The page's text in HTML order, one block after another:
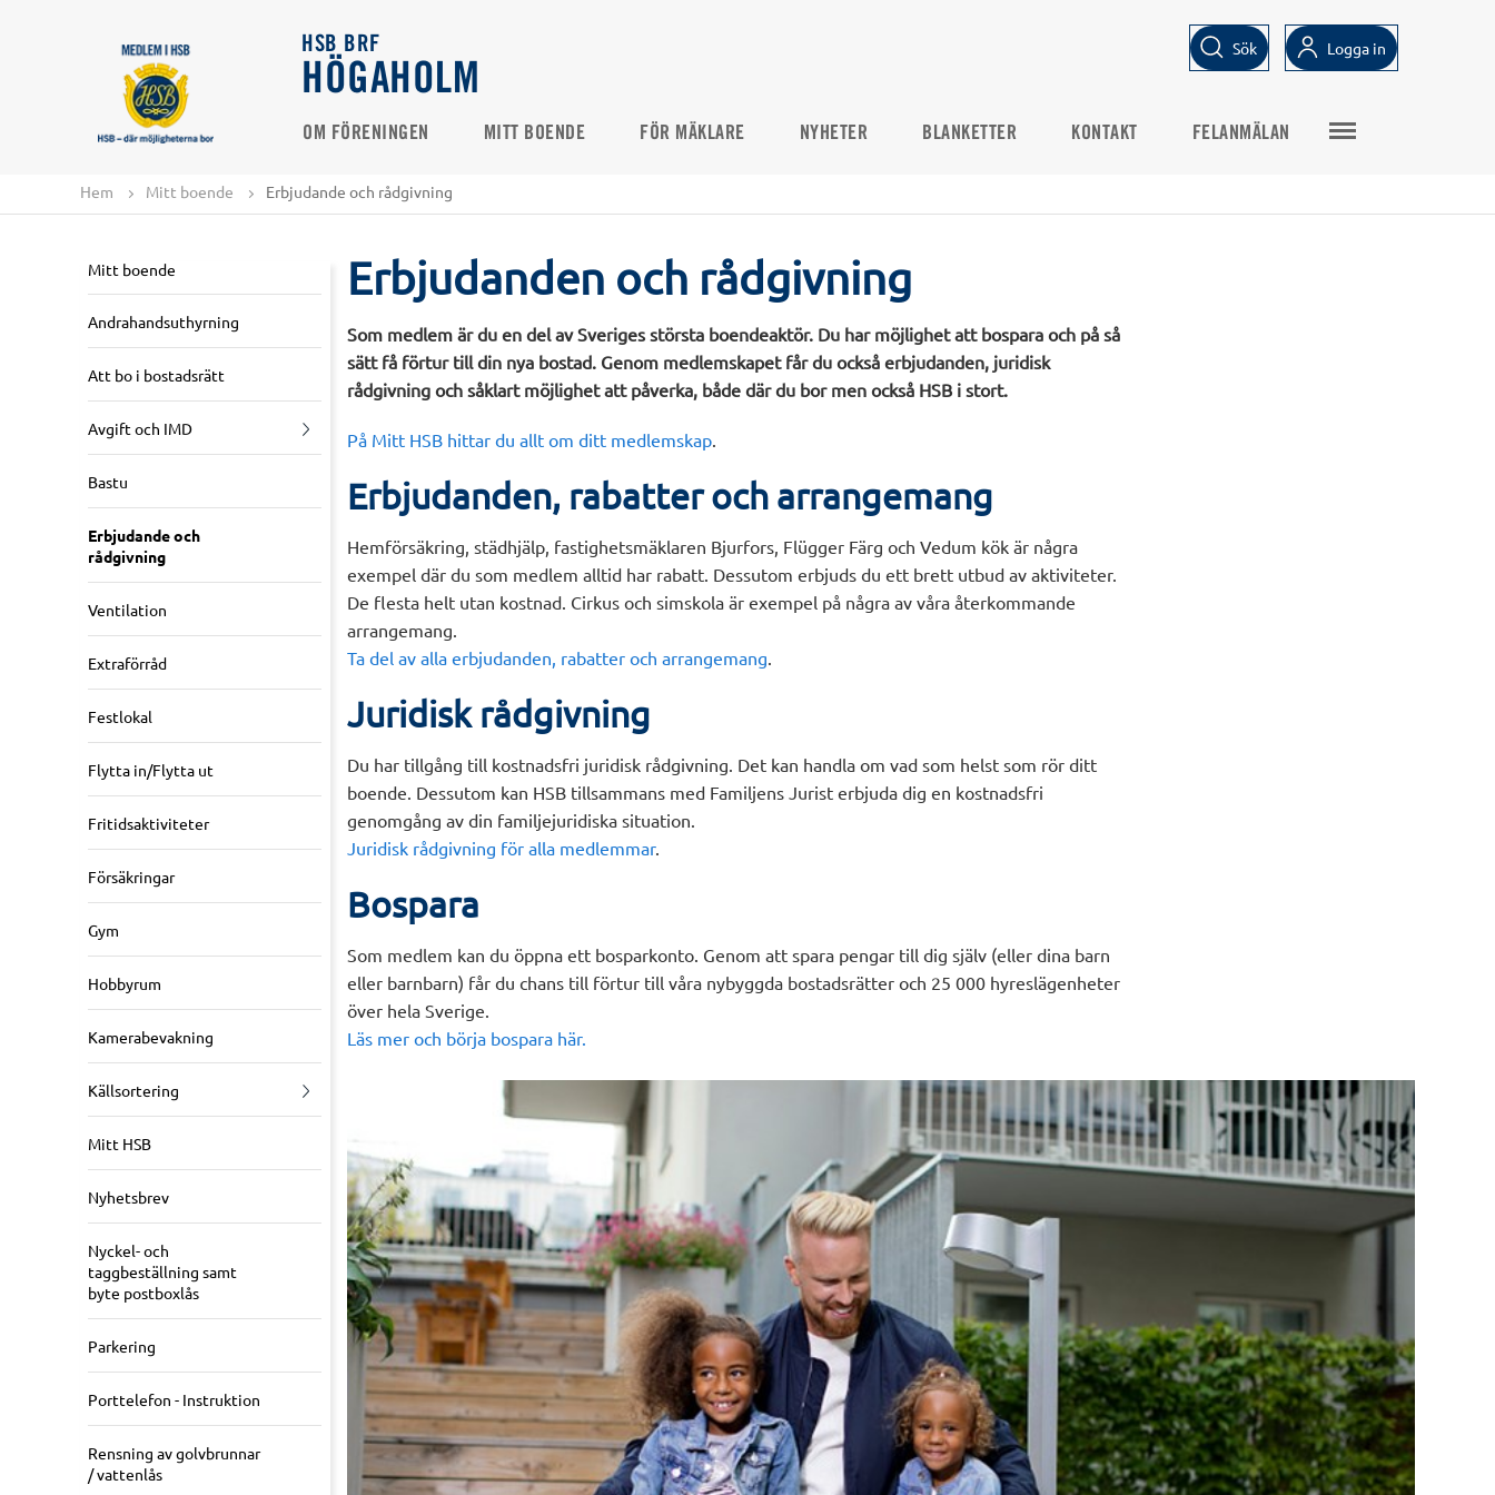
HSB BRF
HÖGAHOLM
Sök Logga in
OM FÖRENINGEN MITT BOENDE FÖR MÄKLARE NYHETER BLANKETTER KONTAKT FELANMÄLAN
Hem Mitt boende Erbjudande och rådgivning
Mitt boende
Andrahandsuthyrning
Att bo i bostadsrätt
Avgift och IMD
Bastu
Erbjudande och
rådgivning
Ventilation
Extraförråd
Festlokal
Flytta in/Flytta ut
Fritidsaktiviteter
Försäkringar
Gym
Hobbyrum
Kamerabevakning
Källsortering
Mitt HSB
Nyhetsbrev
Nyckel- och
taggbeställning samt
byte postboxlås
Parkering
Porttelefon - Instruktion
Rensning av golvbrunnar
/ vattenlås
Erbjudanden och rådgivning
Som medlem är du en del av Sveriges största boendeaktör. Du har möjlighet att bospara och på så
sätt få förtur till din nya bostad. Genom medlemskapet får du också erbjudanden, juridisk
rådgivning och såklart möjlighet att påverka, både där du bor men också HSB i stort.
På Mitt HSB hittar du allt om ditt medlemskap.
Erbjudanden, rabatter och arrangemang
Hemförsäkring, städhjälp, fastighetsmäklaren Bjurfors, Flügger Färg och Vedum kök är några
exempel där du som medlem alltid har rabatt. Dessutom erbjuds du ett brett utbud av aktiviteter.
De flesta helt utan kostnad. Cirkus och simskola är exempel på några av våra återkommande
arrangemang.
Ta del av alla erbjudanden, rabatter och arrangemang.
Juridisk rådgivning
Du har tillgång till kostnadsfri juridisk rådgivning. Det kan handla om vad som helst som rör ditt
boende. Dessutom kan HSB tillsammans med Familjens Jurist erbjuda dig en kostnadsfri
genomgång av din familjejuridiska situation.
Juridisk rådgivning för alla medlemmar.
Bospara
Som medlem kan du öppna ett bosparkonto. Genom att spara pengar till dig själv (eller dina barn
eller barnbarn) får du chans till förtur till våra nybyggda bostadsrätter och 25 000 hyreslägenheter
över hela Sverige.
Läs mer och börja bospara här.